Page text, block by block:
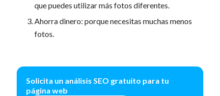
que puedes utilizar más fotos diferentes.
Ahorra dinero: porque necesitas muchas menos
fotos.
Solicita un análisis SEO gratuito para tu
página web